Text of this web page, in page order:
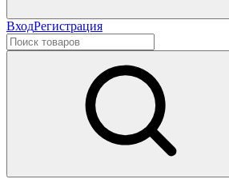
ВходРегистрация